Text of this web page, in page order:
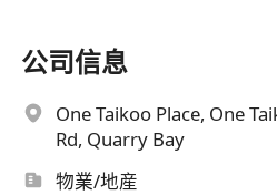
公司信息
One Taikoo Place, One
Rd, Quarry Bay
物業/地産